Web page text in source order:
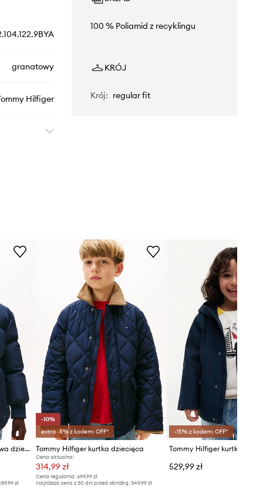
granatowy
Hilfiger
100 % Poliamid z recyklingu
KRÓJ
Krój: regular fit
Tommy Hilfiger kurtka puchowa dziecięca
zł
-10%
extra -5% z kodem: OFF*
Tommy Hilfiger kurtka dziecięca
Cena aktualna:
314,99 zł
Cena regularna:699,99 zł
Najniższa cena z 30 dni przed obniżką:349,99 zł
-15% z kodem: OFF*
529,99 zł